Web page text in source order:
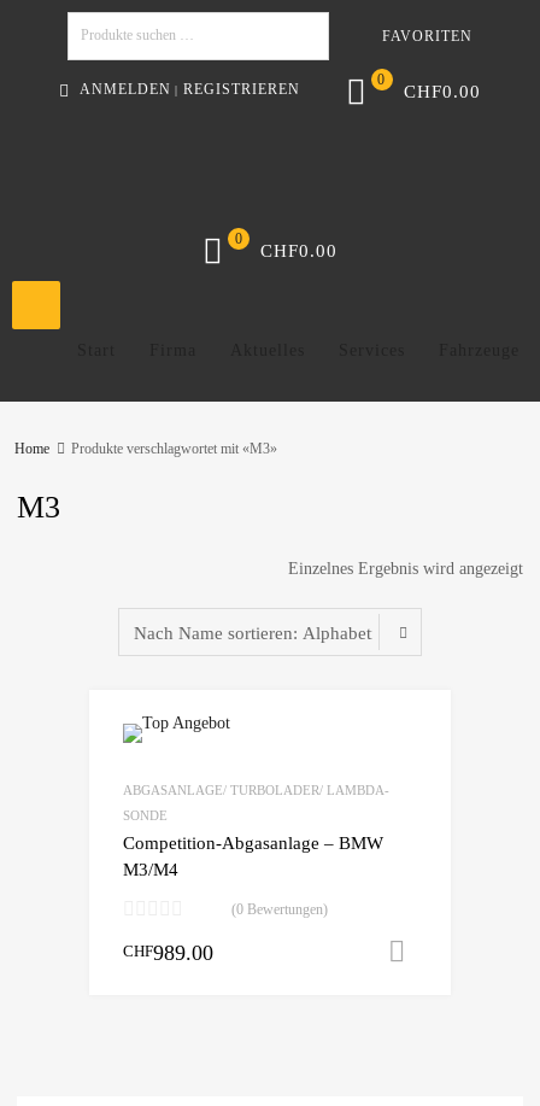
FAVORITEN
ANMELDEN | REGISTRIEREN CHF0.00
0
CHF0.00
0
Home Produkte verschlagwortet mit «M3»
M3
Einzelnes Ergebnis wird angezeigt
ABGASANLAGE/ TURBOLADER/ LAMBDA-
SONDE
Competition-Abgasanlage – BMW
M3/M4
(0 Bewertungen)
CHF989.00